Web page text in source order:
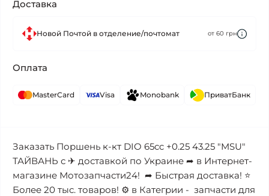
Доставка
Новой Почтой в отделение/почтомат от 60 грн
Оплата
MasterCard Visa Monobank ПриватБанк
Заказать Поршень к-кт DIO 65cc +0.25 43.25 "MSU"
ТАЙВАНЬ с ✈ доставкой по Украине ➦ в Интернет-
магазине Мотозапчасти24! ➦ Быстрая доставка! ⭐
Более 20 тыс. товаров! ⚙️ в Категрии - запчасти для